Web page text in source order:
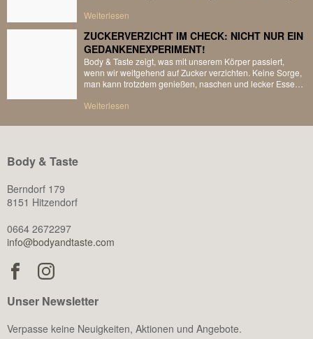
den Transport von Nährstoffen, den Stoffwechsel, die
es als Bestandteil von Zellen, Geweben und Organen. Der
Wasseranteil unseres Körpers verändert sich im Laufe des
Lebens. […]
Weiterlesen
ZUCKERVERZICHT IM CHECK: NICHT NUR EIN
GEDANKENEXPERIMENT!
Body & Taste zeigt, was mit unserem Körper passiert,
wenn wir weitgehend auf Zucker verzichten. Keine Sorge,
man kann trotzdem genießen, naschen und lecker Essen
Industriezucker. Wir müssen also nicht ‚leiden‘, sondern
gleich Gift ist Zucker ist kein Gift […]
Weiterlesen
Body & Taste
Berndorf 179
8151 Hitzendorf
0664 2672297
info@bodyandtaste.com
Unser Newsletter
Verpasse keine Neuigkeiten, Aktionen und Angebote.